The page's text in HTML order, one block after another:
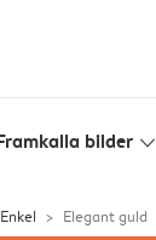
bilder slim_arrow_down
Elegant guld